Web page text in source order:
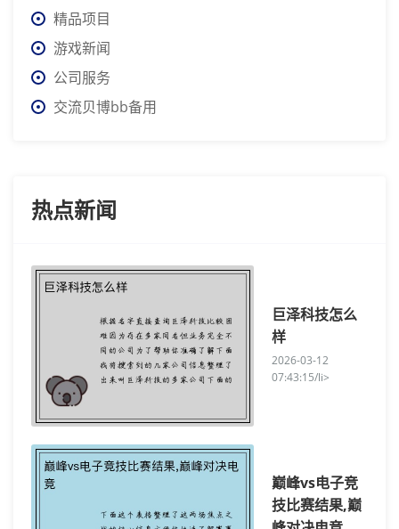
精品项目
游戏新闻
公司服务
交流贝博bb备用
热点新闻
巨泽科技怎么
样
2026-03-12
07:43:15/li>
巅峰vs电子竞
技比赛结果,巅